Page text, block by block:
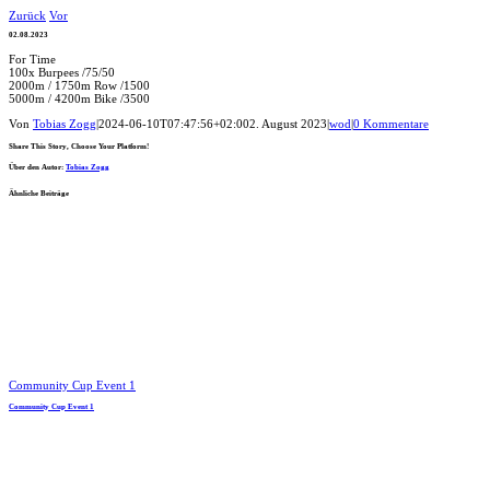
Zum
springen
Zurück Vor
02.08.2023
For Time
100x Burpees /75/50
2000m / 1750m Row /1500
5000m / 4200m Bike /3500
Von Tobias Zogg|2024-06-10T07:47:56+02:002. August 2023|wod|0 Kommentare
Share This Story, Choose Your Platform!
Facebook
LinkedIn
WhatsApp
Telegram
Tumblr
Pinterest
Vk
Xing
E-
Über den Autor: Tobias Zogg
Ähnliche Beiträge
Community Cup Event 1
Community Cup Event 1